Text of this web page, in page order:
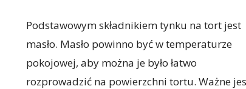
Podstawowym składnikiem tynku na tort jest
masło. Masło powinno być w temperaturze
pokojowej, aby można je było łatwo
rozprowadzić na powierzchni tortu. Ważne